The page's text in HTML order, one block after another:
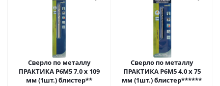
Сверло по металлу
ПРАКТИКА Р6М5 7,0 х 109
мм (1шт.) блистер**
Сверло по металлу
ПРАКТИКА Р6М5 4,0 х 75
мм (1шт.) блистер******